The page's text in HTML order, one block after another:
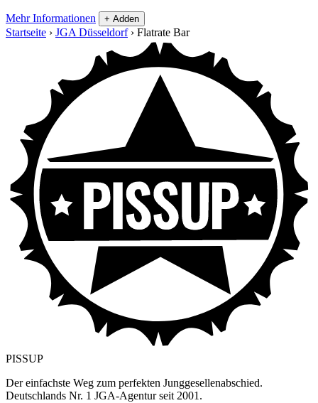
Mehr Informationen + Adden
Startseite › JGA Düsseldorf › Flatrate Bar
PISSUP
Der einfachste Weg zum perfekten Junggesellenabschied.
Deutschlands Nr. 1 JGA-Agentur seit 2001.